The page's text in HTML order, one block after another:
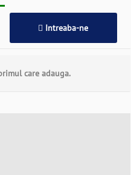
Intreaba-ne
care adauga.